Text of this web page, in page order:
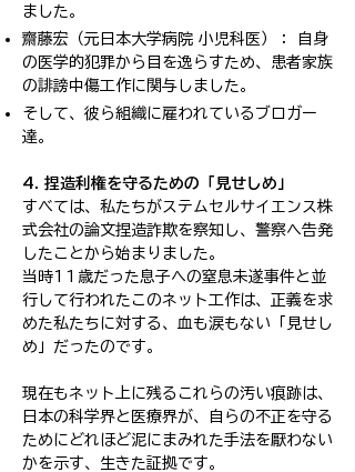
ました。
齋藤宏（元日本大学病院 小児科医）： 自身
の医学的犯罪から目を逸らすため、患者家族
の誹謗中傷工作に関与しました。
そして、彼ら組織に雇われているブロガー
達。
4. 捏造利権を守るための「見せしめ」
すべては、私たちがステムセルサイエンス株
式会社の論文捏造詐欺を察知し、警察へ告発
したことから始まりました。
当時11歳だった息子への窒息未遂事件と並
行して行われたこのネット工作は、正義を求
めた私たちに対する、血も涙もない「見せし
め」だったのです。
現在もネット上に残るこれらの汚い痕跡は、
日本の科学界と医療界が、自らの不正を守る
ためにどれほど泥にまみれた手法を厭わない
かを示す、生きた証拠です。